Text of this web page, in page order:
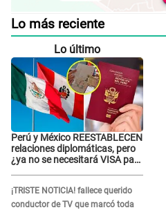
Lo más reciente
Lo último
Perú y México REESTABLECEN
relaciones diplomáticas, pero
¿ya no se necesitará VISA para
¡TRISTE NOTICIA! fallece querido
conductor de TV que marcó toda